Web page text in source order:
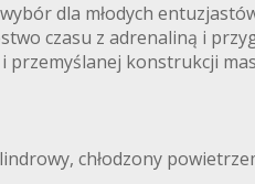
dla młodych
czasu z adrenaliną i
przemyślanej konstrukcji
chłodzony